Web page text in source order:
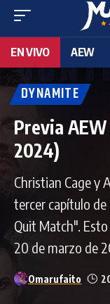
EN VIVO AEW
DYNAMITE
Previa
2024)
Christian Cage y
tercer capítulo
Quit Match".
20 de marzo de
Omarufaito